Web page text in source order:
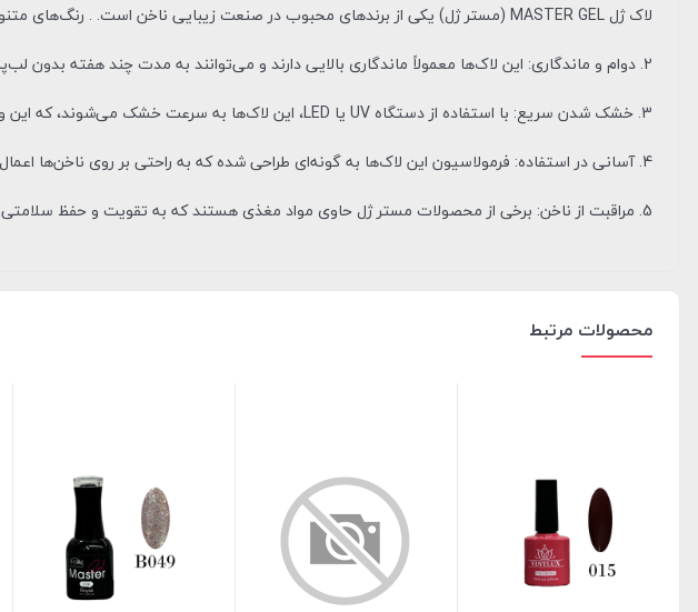
لاک ژل MASTER GEL (مستر ژل) یکی از برندهای محبوب در صنعت زیبایی ناخن است. . رنگ‌های متنوع: مستر ژل طیف وسیعی از رنگ‌ها را ارائه می‌دهد که شامل رنگ‌های ملایم، تند و متالیک است.
2. دوام و ماندگاری: این لاک‌ها معمولاً ماندگاری بالایی دارند و می‌توانند به مدت چند هفته بدون لب‌پر شدن یا کدر شدن روی ناخن‌ها باقی بمانند.
3. خشک شدن سریع: با استفاده از دستگاه UV یا LED، این لاک‌ها به سرعت خشک می‌شوند، که این ویژگی موجب صرفه‌جویی در زمان می‌شود.
4. آسانی در استفاده: فرمولاسیون این لاک‌ها به گونه‌ای طراحی شده که به راحتی بر روی ناخن‌ها اعمال شود و نیاز به مهارت خاصی ندارد.
5. مراقبت از ناخن: برخی از محصولات مستر ژل حاوی مواد مغذی هستند که به تقویت و حفظ سلامتی ناخن‌ها کمک می‌کنند.
محصولات مرتبط